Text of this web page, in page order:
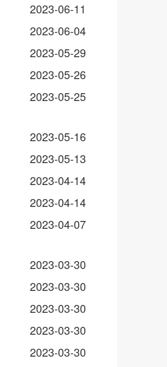
2023-06-11
2023-06-04
2023-05-29
2023-05-26
2023-05-25
2023-05-16
2023-05-13
2023-04-14
2023-04-14
2023-04-07
2023-03-30
2023-03-30
2023-03-30
2023-03-30
2023-03-30